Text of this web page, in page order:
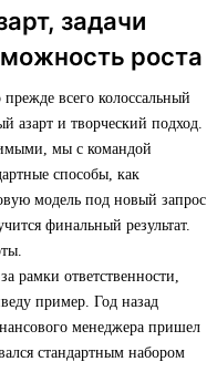
задачи
роста
всего колоссальный
азарт и творческий подход.
мы с командой
способы, как
модель под новый запрос
финальный результат.
рамки ответственности,
пример. Год назад
менеджера пришел
стандартным набором